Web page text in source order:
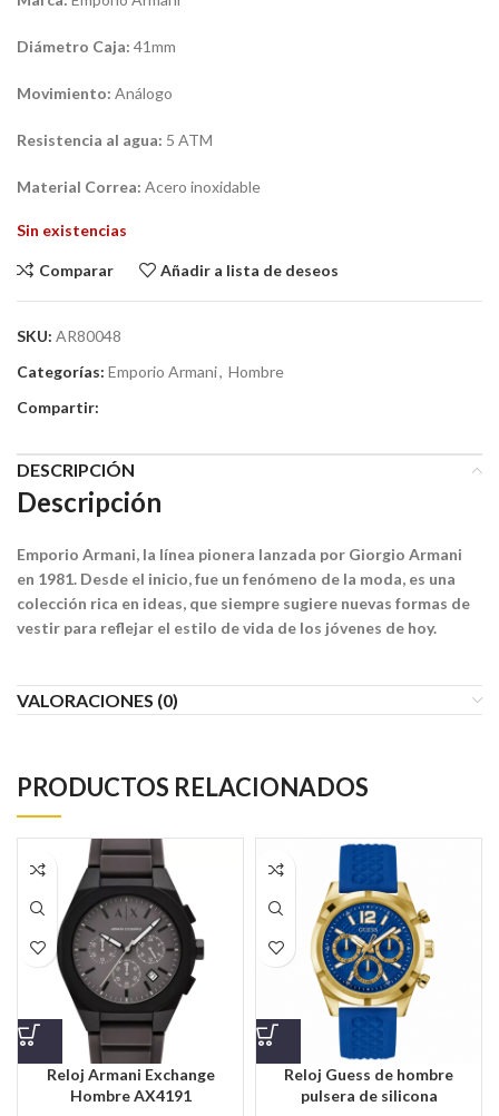
Diámetro Caja: 41mm
Movimiento: Análogo
Resistencia al agua: 5 ATM
Material Correa: Acero inoxidable
Sin existencias
Comparar Añadir a lista de deseos
SKU: AR80048
Categorías: Emporio Armani, Hombre
Compartir:
DESCRIPCIÓN
Descripción
Emporio Armani, la línea pionera lanzada por Giorgio Armani
en 1981. Desde el inicio, fue un fenómeno de la moda, es una
colección rica en ideas, que siempre sugiere nuevas formas de
vestir para reflejar el estilo de vida de los jóvenes de hoy.
VALORACIONES (0)
PRODUCTOS RELACIONADOS
Reloj Armani Exchange
Hombre AX4191
Reloj Guess de hombre
pulsera de silicona